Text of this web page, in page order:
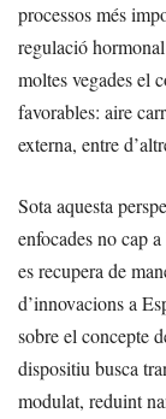
processos més
regulació
moltes vegades el
favorables: aire
externa, entre
Sota aquesta
enfocades no cap
es recupera de
d’innovacions a
sobre el concepte
dispositiu busca
modulat, reduint